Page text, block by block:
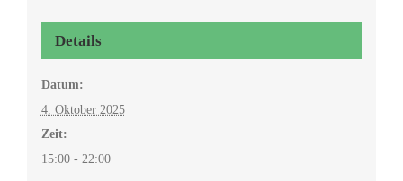
Details
Datum:
4. Oktober 2025
Zeit:
15:00 - 22:00